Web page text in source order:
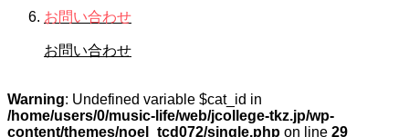
お問い合わせ
お問い合わせ
Warning: Undefined variable $cat_id in
/home/users/0/music-life/web/jcollege-tkz.jp/wp-
content/themes/noel_tcd072/single.php on line 29